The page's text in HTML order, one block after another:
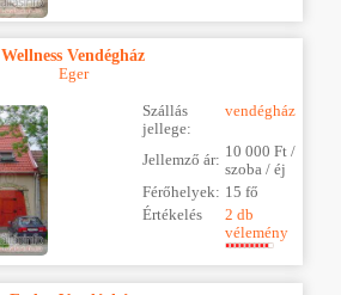
Wellness Vendégház
Eger
Szállás
jellege:
vendégház
Jellemző ár: 10 000 Ft /
szoba / éj
Férőhelyek: 15 fő
Értékelés
2 db
vélemény